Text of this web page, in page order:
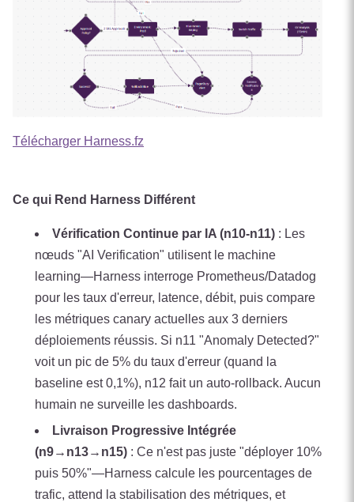
Télécharger Harness.fz
Ce qui Rend Harness Différent
Vérification Continue par IA (n10-n11) : Les
nœuds "AI Verification" utilisent le machine
learning—Harness interroge Prometheus/Datadog
pour les taux d'erreur, latence, débit, puis compare
les métriques canary actuelles aux 3 derniers
déploiements réussis. Si n11 "Anomaly Detected?"
voit un pic de 5% du taux d'erreur (quand la
baseline est 0,1%), n12 fait un auto-rollback. Aucun
humain ne surveille les dashboards.
Livraison Progressive Intégrée
(n9→n13→n15) : Ce n'est pas juste "déployer 10%
puis 50%"—Harness calcule les pourcentages de
trafic, attend la stabilisation des métriques, et